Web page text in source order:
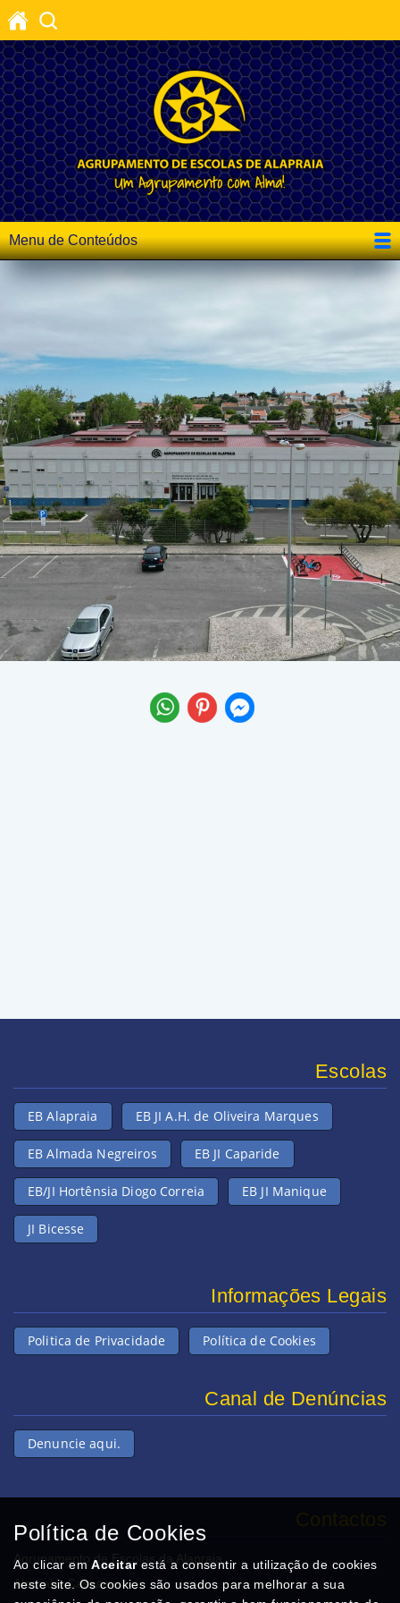
Menu de Conteúdos
Escolas
EB Alapraia EB JI A.H. de Oliveira Marques
EB Almada Negreiros EB JI Caparide
EB/JI Hortênsia Diogo Correia EB JI Manique
JI Bicesse
Informações Legais
Politica de Privacidade Política de Cookies
Canal de Denúncias
Denuncie aqui.
Agrupamento de Escolas da Alapraia
Alapraia, Cascais
Política de Cookies
Ao clicar emAceitarestá a consentir a utilização de cookies
neste site. Os cookies são usados para melhorar a sua